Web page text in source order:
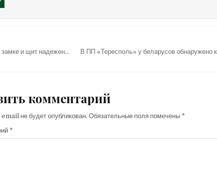
замке и щит надежен… В ПП «Тересполь» у беларусов
комментарий
не будет опубликован. Обязательные поля помечены *
*